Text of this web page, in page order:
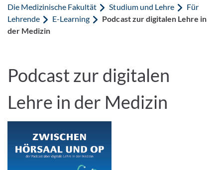
Die Medizinische Fakultät Studium und Lehre
Für
Lehrende
E-Learning
Podcast zur digitalen Lehre in
der Medizin
Podcast zur digitalen
Lehre in der Medizin